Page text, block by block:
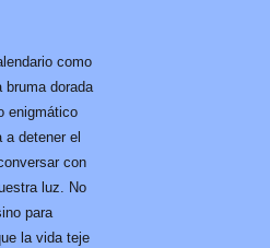
como
bruma dorada
enigmático
detener el
con
luz. No
para
la vida teje